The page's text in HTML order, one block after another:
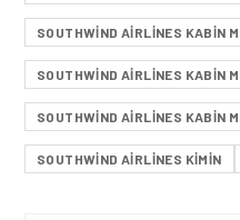
SOUTHWIND AIRLINES KABIN
SOUTHWIND AIRLINES KABIN
SOUTHWIND AIRLINES KABIN
SOUTHWIND AIRLINES KIMIN